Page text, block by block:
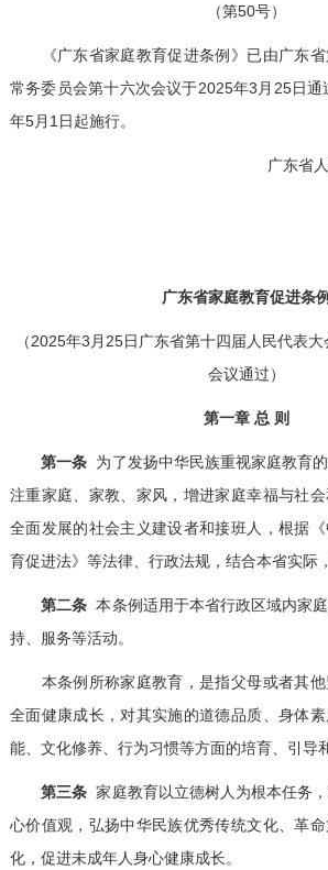
（第50号）
《广东省家庭教育促进条例》已由广东省
常务委员会第十六次会议于2025年3月25日
年5月1日起施行。
广东省
广东省家庭教育促进条例
（2025年3月25日广东省第十四届人民代表
会议通过）
第一章 总 则
第一条 为了发扬中华民族重视家庭教育
注重家庭、家教、家风，增进家庭幸福与社
全面发展的社会主义建设者和接班人，根据
育促进法》等法律、行政法规，结合本省实际
第二条本条例适用于本省行政区域内家
持、服务等活动。
本条例所称家庭教育，是指父母或者其他
全面健康成长，对其实施的道德品质、身体
能、文化修养、行为习惯等方面的培育、引导
第三条家庭教育以立德树人为根本任务
心价值观，弘扬中华民族优秀传统文化、革
化，促进未成年人身心健康成长。